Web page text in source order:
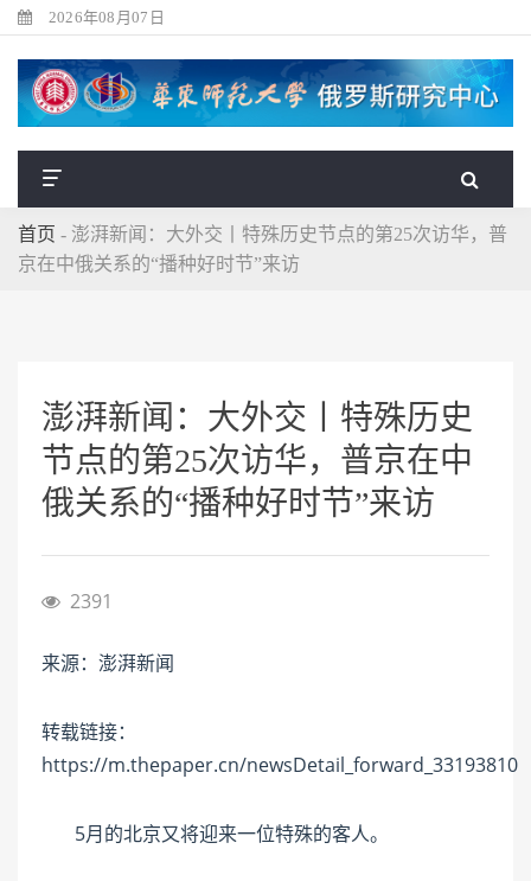
2026年08月07日
首页 - 澎湃新闻：大外交丨特殊历史节点的第25次访华，普
京在中俄关系的“播种好时节”来访
澎湃新闻：大外交丨特殊历史
节点的第25次访华，普京在中
俄关系的“播种好时节”来访
2391
来源：澎湃新闻
转载链接：
https://m.thepaper.cn/newsDetail_forward_33193810
5月的北京又将迎来一位特殊的客人。